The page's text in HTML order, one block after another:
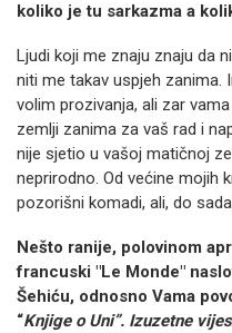
koliko je tu sarkazma a
Ljudi koji me znaju znaju da
niti me takav uspjeh zanima.
volim prozivanja, ali zar
zemlji zanima za vaš rad i
nije sjetio u vašoj matičnoj
neprirodno. Od većine mojih
pozorišni komadi, ali, do
Nešto ranije, polovinom
francuski "Le Monde"
Šehiću, odnosno Vama
“Knjige o Uni”. Izuzetne